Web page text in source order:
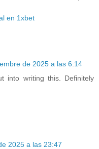
en 1xbet
de 2025 a las 6:14
into writing this. Definitely
2025 a las 23:47